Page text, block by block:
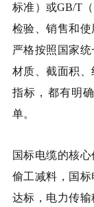
标准）或GB/T
检验、销售和
严格按照国家
材质、截面积
指标，都有明
单。
国标电缆的核
偷工减料，国
达标，电力传